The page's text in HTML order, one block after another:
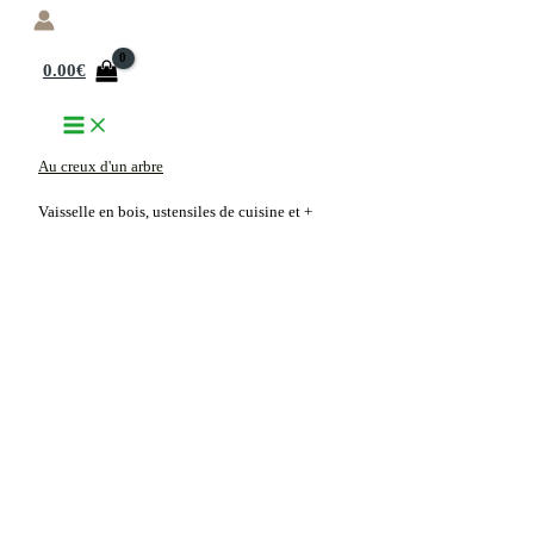
Aller
0.00€
Au creux d'un arbre
Vaisselle en bois, ustensiles de cuisine et +